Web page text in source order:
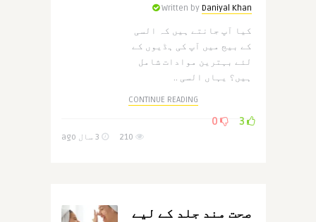
Written by Daniyal Khan
کیا آپ جانتے ہیں کہ السی
کے بیج میں آپ کی ہڈیوں کے
لئے بہترین موادات شامل
ہیں؟ یہاں السی ..
CONTINUE READING
صحت مند جلد کے لیے